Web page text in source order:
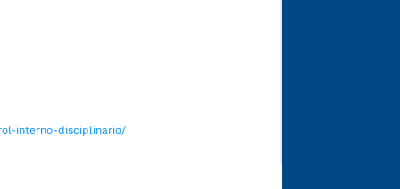
interno-disciplinario/